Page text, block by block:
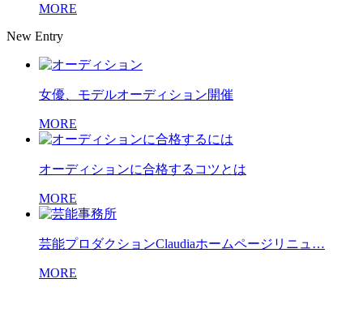
MORE
New Entry
女優、モデルオーディション開催
MORE
オーディションに合格するコツとは
MORE
芸能プロダクションClaudiaホームページリニュ…
MORE